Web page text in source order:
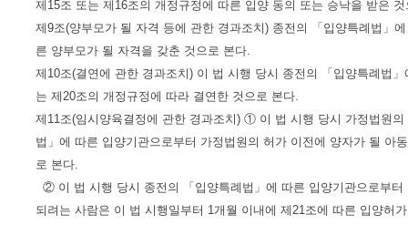
제15조 또는 제16조의 개정규정에 따른 입양 동의 또는 승낙을 받은
제9조(양부모가 될 자격 등에 관한 경과조치) 종전의 「입양특례법」
른 양부모가 될 자격을 갖춘 것으로 본다.
제10조(결연에 관한 경과조치) 이 법 시행 당시 종전의 「입양특례법
는 제20조의 개정규정에 따라 결연한 것으로 본다.
제11조(임시양육결정에 관한 경과조치) ① 이 법 시행 당시 가정법원
법」에 따른 입양기관으로부터 가정법원의 허가 이전에 양자가 될 아
로 본다.
② 이 법 시행 당시 종전의 「입양특례법」에 따른 입양기관으로부
되려는 사람은 이 법 시행일부터 1개월 이내에 제21조에 따른 입양허